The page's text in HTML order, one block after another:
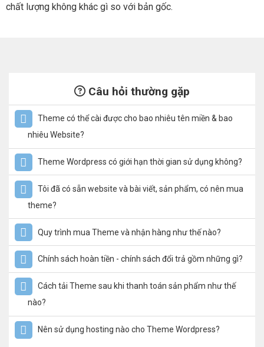
chất lượng không khác gì so với bản gốc.
Câu hỏi thường gặp
Theme có thể cài được cho bao nhiêu tên miền & bao
nhiêu Website?
Theme Wordpress có giới hạn thời gian sử dụng không?
Tôi đã có sẵn website và bài viết, sản phẩm, có nên mua
theme?
Quy trình mua Theme và nhận hàng như thế nào?
Chính sách hoàn tiền - chính sách đổi trả gồm những gì?
Cách tải Theme sau khi thanh toán sản phẩm như thế
nào?
Nên sử dụng hosting nào cho Theme Wordpress?